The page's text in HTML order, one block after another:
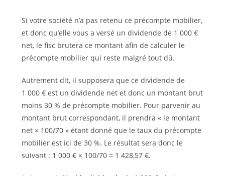
Si votre société n’a pas retenu ce précompte mobilier,
et donc qu’elle vous a versé un dividende de 1 000 €
net, le fisc brutera ce montant afin de calculer le
précompte mobilier qui reste malgré tout dû.
Autrement dit, il supposera que ce dividende de
1 000 € est un dividende net et donc un montant brut
moins 30 % de précompte mobilier. Pour parvenir au
montant brut correspondant, il prendra « le montant
net × 100/70 » étant donné que le taux du précompte
mobilier est ici de 30 %. Le résultat sera donc le
suivant : 1 000 € × 100/70 = 1 428,57 €.